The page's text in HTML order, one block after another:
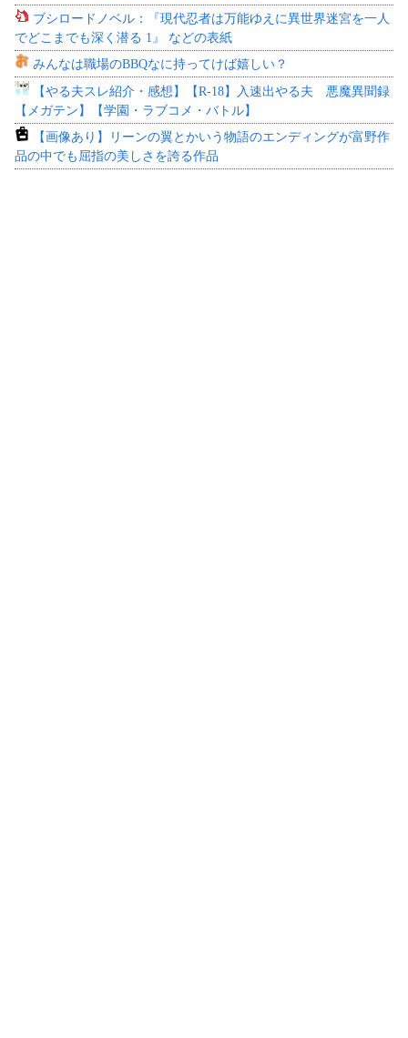
ブシロードノベル：『現代忍者は万能ゆえに異世界迷宮を一人
でどこまでも深く潜る 1』 などの表紙
みんなは職場のBBQなに持ってけば嬉しい？
【やる夫スレ紹介・感想】【R-18】入速出やる夫 悪魔異聞録
【メガテン】【学園・ラブコメ・バトル】
【画像あり】リーンの翼とかいう物語のエンディングが富野作
品の中でも屈指の美しさを誇る作品